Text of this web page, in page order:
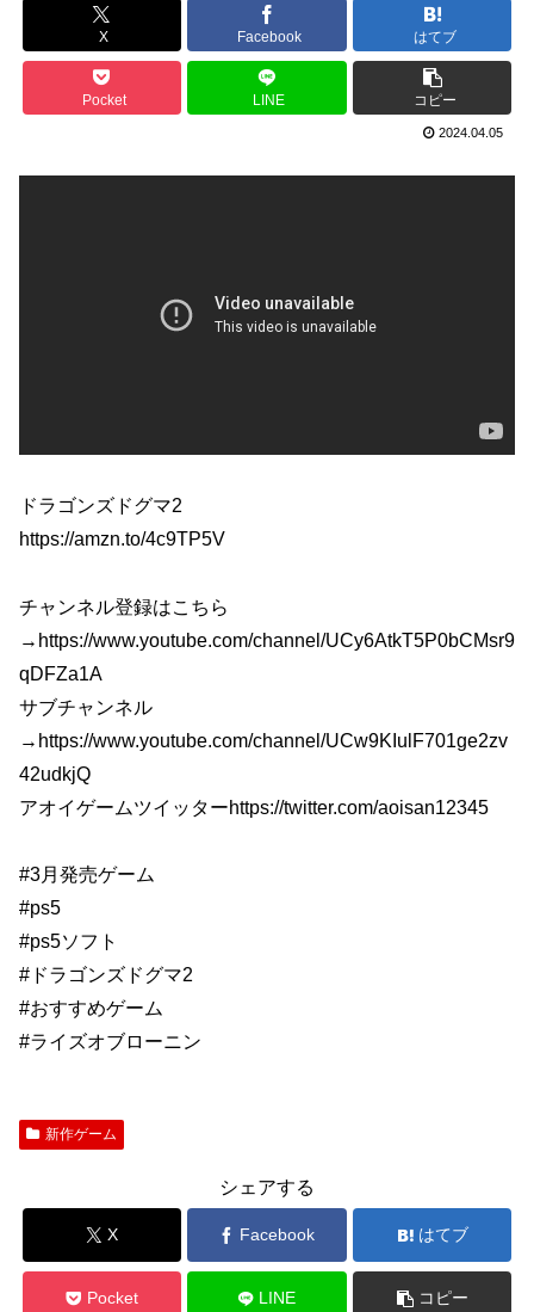
X Facebook はてブ
Pocket LINE コピー
2024.04.05
ドラゴンズドグマ2
https://amzn.to/4c9TP5V
チャンネル登録はこちら
→https://www.youtube.com/channel/UCy6AtkT5P0bCMsr9
qDFZa1A
サブチャンネル
→https://www.youtube.com/channel/UCw9KIulF701ge2zv
42udkjQ
アオイゲームツイッターhttps://twitter.com/aoisan12345
#3月発売ゲーム
#ps5
#ps5ソフト
#ドラゴンズドグマ2
#おすすめゲーム
#ライズオブローニン
新作ゲーム
シェアする
X Facebook はてブ
Pocket LINE コピー